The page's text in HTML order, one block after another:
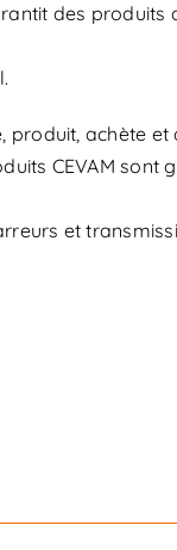
des produits
produit, achète et
CEVAM sont
et